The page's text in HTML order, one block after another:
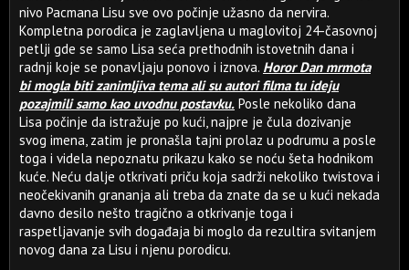
nivo Pacmana Lisu sve ovo počinje užasno da nervira.
Kompletna porodica je zaglavljena u maglovitoj 24-časovnoj
petlji gde se samo Lisa seća prethodnih istovetnih dana i
radnji koje se ponavljaju ponovo i iznova. Horor Dan mrmota
bi mogla biti zanimljiva tema ali su autori filma tu ideju
pozajmili samo kao uvodnu postavku. Posle nekoliko dana
Lisa počinje da istražuje po kući, najpre je čula dozivanje
svog imena, zatim je pronašla tajni prolaz u podrumu a posle
toga i videla nepoznatu prikazu kako se noću šeta hodnikom
kuće. Neću dalje otkrivati priču koja sadrži nekoliko twistova i
neočekivanih grananja ali treba da znate da se u kući nekada
davno desilo nešto tragično a otkrivanje toga i
raspetljavanje svih događaja bi moglo da rezultira svitanjem
novog dana za Lisu i njenu porodicu.